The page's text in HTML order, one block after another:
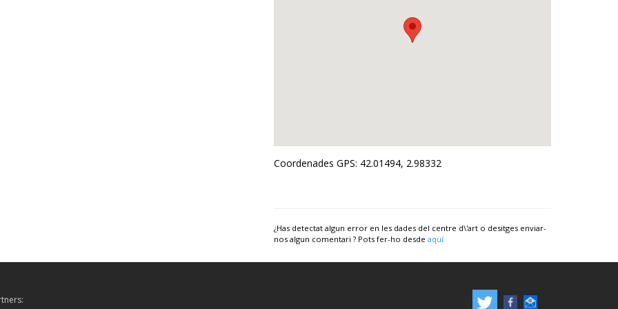
Coordenades GPS: 42.01494, 2.98332
¿Has detectat algun error en les dades del centre d\'art o desitges enviar-
nos algun comentari ? Pots fer-ho desde aquí